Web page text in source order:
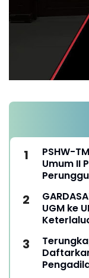
PSHW-
Umum II
UGM ke